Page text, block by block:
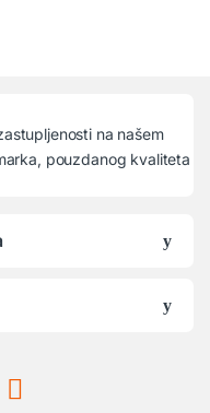
na našem
pouzdanog kvaliteta